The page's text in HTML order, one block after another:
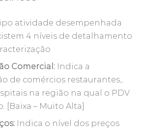
atividade desempenhada
4 níveis de detalhamento
Comercial: Indica a
de comércios restaurantes,,
na região na qual o PDV
[Baixa – Muito Alta]
Indica o nível dos preços